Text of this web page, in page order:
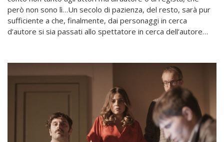
però non sono lì…Un secolo di pazienza, del resto, sarà pur
sufficiente a che, finalmente, dai personaggi in cerca
d’autore si sia passati allo spettatore in cerca dell’autore…